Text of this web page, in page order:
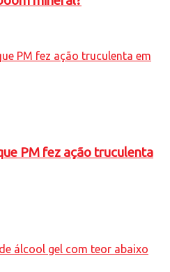
PM fez ação truculenta